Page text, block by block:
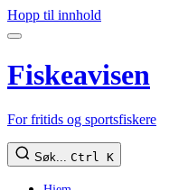
Hopp til innhold
Fiskeavisen
For fritids og sportsfiskere
Søk... Ctrl K